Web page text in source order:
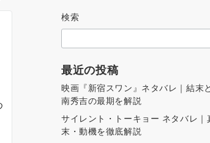
検索
最近の投稿
映画『新宿スワン』ネタバレ｜結末
南秀吉の最期を解説
サイレント・トーキョー ネタバレ｜
末・動機を徹底解説